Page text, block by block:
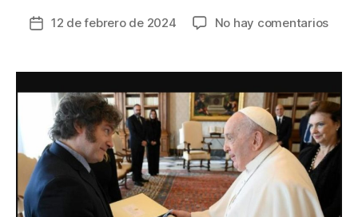
Fecha
entrada
12 de febrero de 2024 No hay comentariosen
al
de